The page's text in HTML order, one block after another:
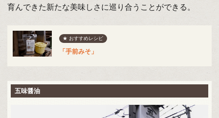
育んできた新たな美味しさに巡り合うことができる。
★ おすすめレシピ
「手前みそ」
五味醤油